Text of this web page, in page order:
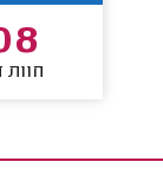
חוות